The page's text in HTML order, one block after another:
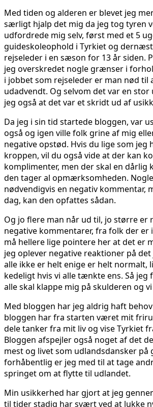
Med tiden og alderen er blevet jeg
særligt hjalp det mig da jeg tog tyren
udfordrede mig selv, først med et 5
guideskoleophold i Tyrkiet og
rejseleder i en sæson for 13 år siden.
jeg overskredet nogle grænser i
i jobbet som rejseleder er man nød til
udadvendt. Og selvom det var en
jeg også at det var et skridt ud af
Da jeg i sin tid startede bloggen, var
også og igen ville folk grine af mig
negative opstød. Hvis du lige som jeg
kroppen, vil du også vide at der kan
komplimenter, men der skal en dårlig
den tager al opmærksomheden.
nødvendigvis en negativ kommentar,
dag, kan den opfattes sådan.
Og jo flere man når ud til, jo større er
negative kommentarer, fra folk der er
må hellere lige pointere her at det er
jeg oplever negative reaktioner på det
alle ikke er helt enige er helt normalt,
kedeligt hvis vi alle tænkte ens. Så jeg
alle skal klappe mig på skulderen og
Med bloggen har jeg aldrig haft
bloggen har fra starten været mit
dele tanker fra mit liv og vise Tyrkiet
Bloggen afspejler også noget af det
mest og livet som udlandsdansker på
forhåbentlig er jeg med til at tage
springet om at flytte til udlandet.
Min usikkerhed har gjort at jeg
til tider stadig har svært ved at lukke